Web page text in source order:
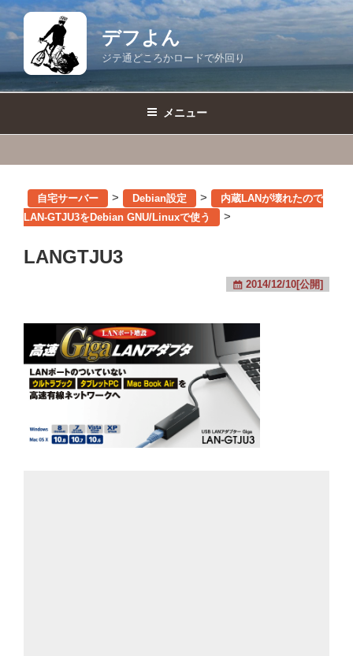
コ
ン
デフよん
ジテ通どころかロードで外回り
メニュー
自宅サーバー > Debian設定 >
内蔵LANが壊れたので
LAN-GTJU3をDebian GNU/Linuxで使う
>
LANGTJU3
2014/12/10[公開]